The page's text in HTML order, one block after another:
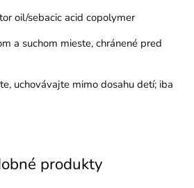
oil/sebacic acid copolymer
a suchom mieste, chránené pred
uchovávajte mimo dosahu detí; iba
produkty